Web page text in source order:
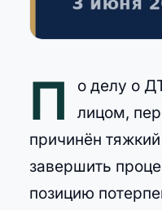
П
о делу о
лицом,
причинён
завершить
позицию